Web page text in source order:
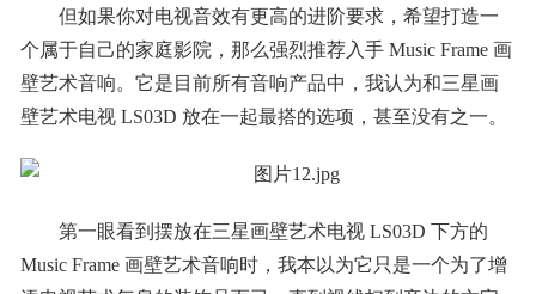
但如果你对电视音效有更高的进阶要求，希望打造一
个属于自己的家庭影院，那么强烈推荐入手 Music Frame 画
壁艺术音响。它是目前所有音响产品中，我认为和三星画
壁艺术电视 LS03D 放在一起最搭的选项，甚至没有之一。
第一眼看到摆放在三星画壁艺术电视 LS03D 下方的
Music Frame 画壁艺术音响时，我本以为它只是一个为了增